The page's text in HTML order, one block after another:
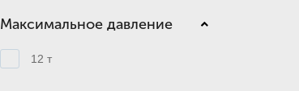
Максимальное давление
12 т